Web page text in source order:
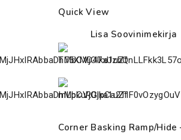
Quick View
Lisa Soovinimekirja
Corner Basking Ramp/Hide